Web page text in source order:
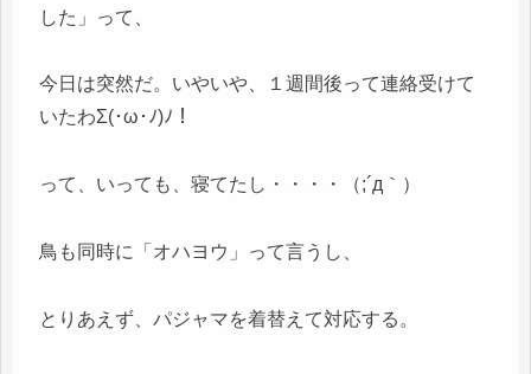
した」って、
今日は突然だ。いやいや、１週間後って連絡受けて
いたわΣ(･ω･ﾉ)ﾉ！
って、いっても、寝てたし・・・・（;´д｀）
鳥も同時に「オハヨウ」って言うし、
とりあえず、パジャマを着替えて対応する。